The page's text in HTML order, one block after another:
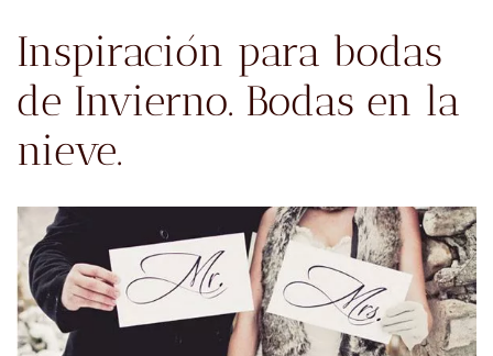
Inspiración para bodas
de Invierno. Bodas en la
nieve.